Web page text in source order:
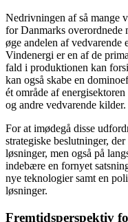
Nedrivningen af så mange
for Danmarks overordnede
øge andelen af vedvarende
Vindenergi er en af de
fald i produktionen kan
kan også skabe en
ét område af
og andre vedvarende kilder.
For at imødegå disse
strategiske beslutninger,
løsninger, men også på
indebære en fornyet
nye teknologier samt en
løsninger.
Fremtidsperspektiv